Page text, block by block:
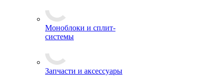
Моноблоки и сплит-
системы
Запчасти и аксессуары